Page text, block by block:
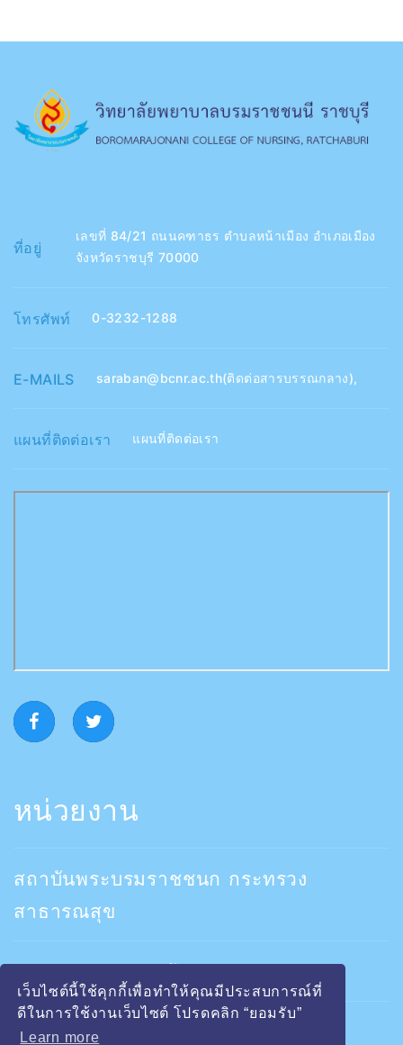
เว็บไซต์นี้ใช้คุกกี้เพื่อทำให้คุณมีประสบการณ์ที่
ดีในการใช้งานเว็บไซต์ โปรดคลิก “ยอมรับ”
Learn more
ที่อยู่
เลขที่ 84/21 ถนนคฑาธร ตำบลหน้าเมือง อำเภอเมือง
จังหวัดราชบุรี 70000
โทรศัพท์ 0-3232-1288
E-MAILS saraban@bcnr.ac.th(ติดต่อสารบรรณกลาง),
แผนที่ติดต่อเรา แผนที่ติดต่อเรา
หน่วยงาน
สถาบันพระบรมราชชนก กระทรวง
สาธารณสุข
คณะพยาบาลสถาบันพระบรมราชชนก
วิทยาลัยปลอดบุหรี่